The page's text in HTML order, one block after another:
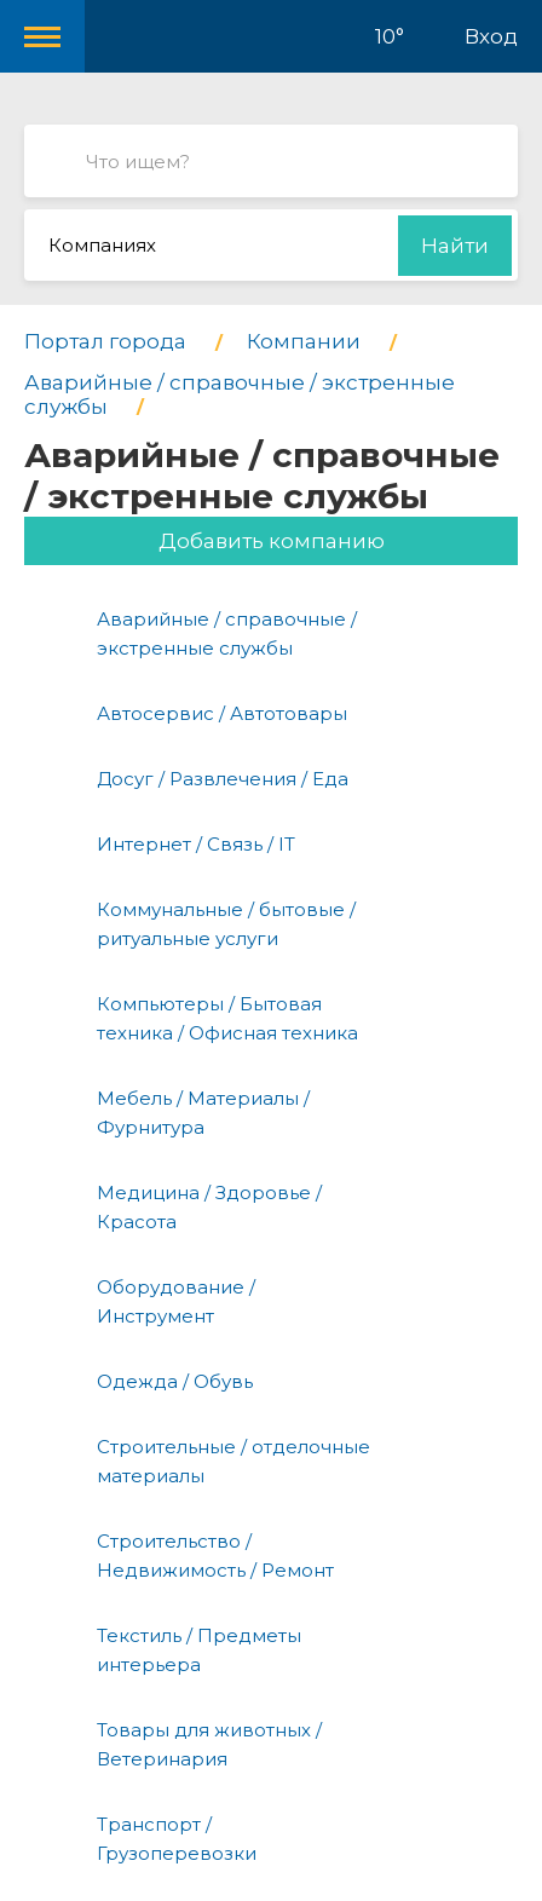
10° Вход
Компаниях Найти
Портал города
Компании
Аварийные / справочные / экстренные
службы
Аварийные / справочные
/ экстренные службы
Добавить компанию
Аварийные / справочные /
экстренные службы
Автосервис / Автотовары
Досуг / Развлечения / Еда
Интернет / Связь / IT
Коммунальные / бытовые /
ритуальные услуги
Компьютеры / Бытовая
техника / Офисная техника
Мебель / Материалы /
Фурнитура
Медицина / Здоровье /
Красота
Оборудование /
Инструмент
Одежда / Обувь
Строительные / отделочные
материалы
Строительство /
Недвижимость / Ремонт
Текстиль / Предметы
интерьера
Товары для животных /
Ветеринария
Транспорт /
Грузоперевозки